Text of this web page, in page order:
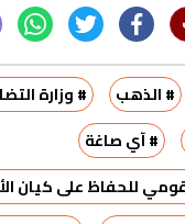
# الذهب
# وزارة
# آي صاغة
للحفاظ على كيان